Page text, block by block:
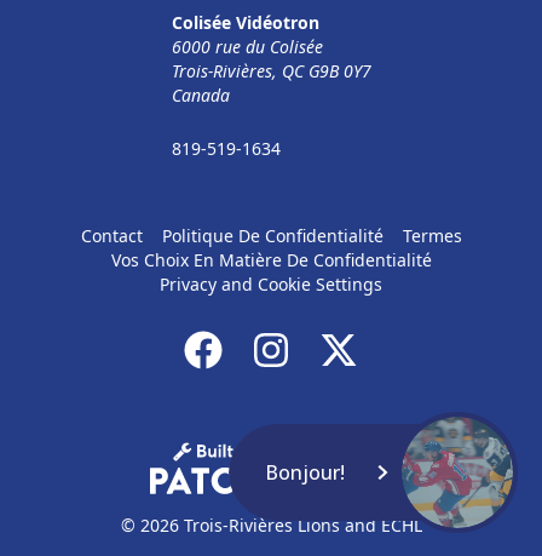
Colisée Vidéotron
6000 rue du Colisée
Trois-Rivières, QC G9B 0Y7
Canada
819-519-1634
Contact Politique De Confidentialité
Termes
Vos Choix En Matière De Confidentialité
Privacy and Cookie Settings
© 2026 Trois-Rivières Lions and ECHL
Bonjour!